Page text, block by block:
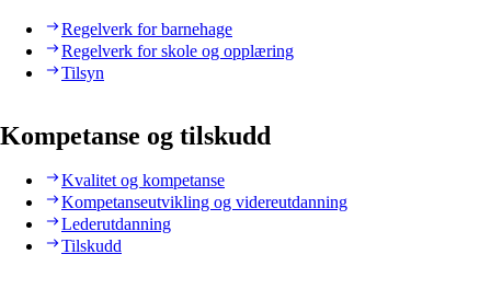
Regelverk for barnehage
Regelverk for skole og opplæring
Tilsyn
Kompetanse og tilskudd
Kvalitet og kompetanse
Kompetanseutvikling og videreutdanning
Lederutdanning
Tilskudd